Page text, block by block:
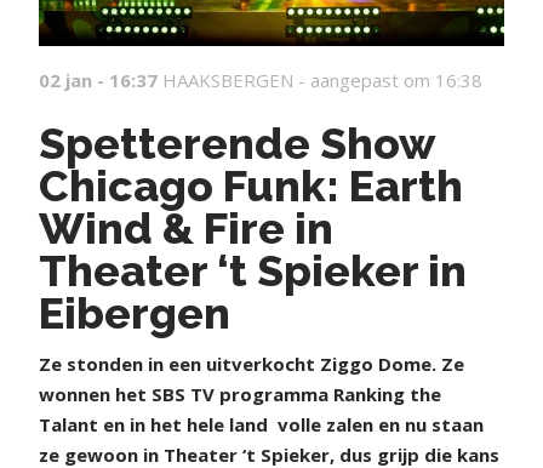
02 jan - 16:37 HAAKSBERGEN - aangepast om 16:38
Spetterende Show
Chicago Funk: Earth
Wind & Fire in
Theater ‘t Spieker in
Eibergen
Ze stonden in een uitverkocht Ziggo Dome. Ze
wonnen het SBS TV programma Ranking the
Talant en in het hele land volle zalen en nu staan
ze gewoon in Theater ‘t Spieker, dus grijp die kans